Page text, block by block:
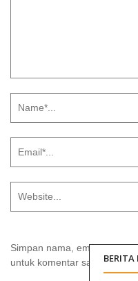
Simpan nama, email, dan
untuk komentar saya